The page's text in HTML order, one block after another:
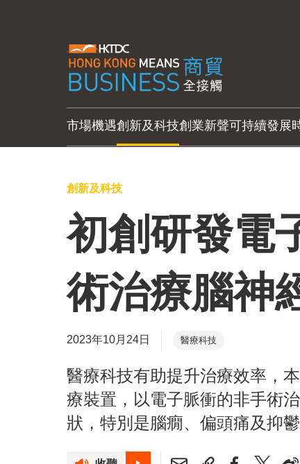
市場機遇創新及科技創業新聲可持續發展
創新及科技
初創研發電
術治療腦神
2023年10月24日 醫療科技
醫療科技有助提升治療效率，
療裝置，以電子脈衝的非手術
狀，特別是腦癇、偏頭痛及抑鬱